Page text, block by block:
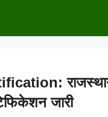
राजस्थान
जारी